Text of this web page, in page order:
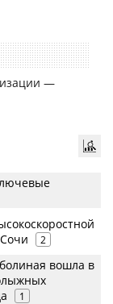
—
2
вошла в
1